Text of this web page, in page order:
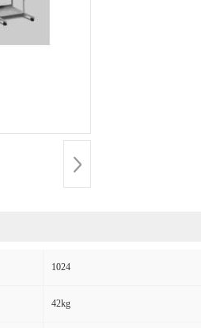
1024
42kg